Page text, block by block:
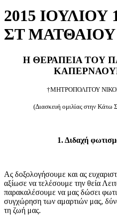
2015
ΣΤ ΜΑΤΘΑΙΟΥ
Η ΘΕΡΑΠΕΙΑ ΤΟΥ
†ΜΗΤΡΟΠΟΛΙΤΟΥ
(Διασκευή ομιλίας στην Κάτω
1. Διδαχή
Ας δοξολογήσουμε και ας
αξίωσε να τελέσουμε την θεία
παρακαλέσουμε να μας δώσει
συγχώρηση των αμαρτιών μας,
τη ζωή μας.